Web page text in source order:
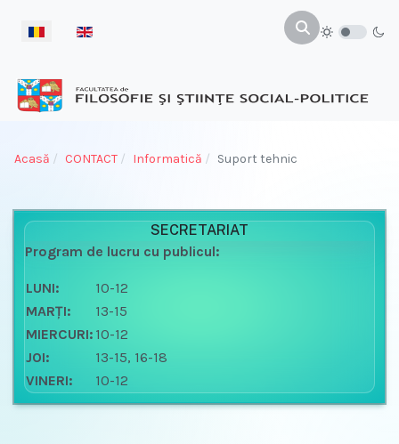
Selectați limba dvs
Acasă CONTACT Informatică Suport tehnic
SECRETARIAT
Program de lucru cu publicul:
LUNI:
10-12
MARŢI:
13-15
MIERCURI: 10-12
JOI:
13-15, 16-18
VINERI:
10-12